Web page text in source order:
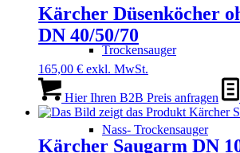
Trockensauger
Nass- Trockensauger
Kärcher Düsenköcher
DN 40/50/70
165,00 € exkl. MwSt.
Hier Ihren B2B Preis anfragen
Kärcher Saugarm DN